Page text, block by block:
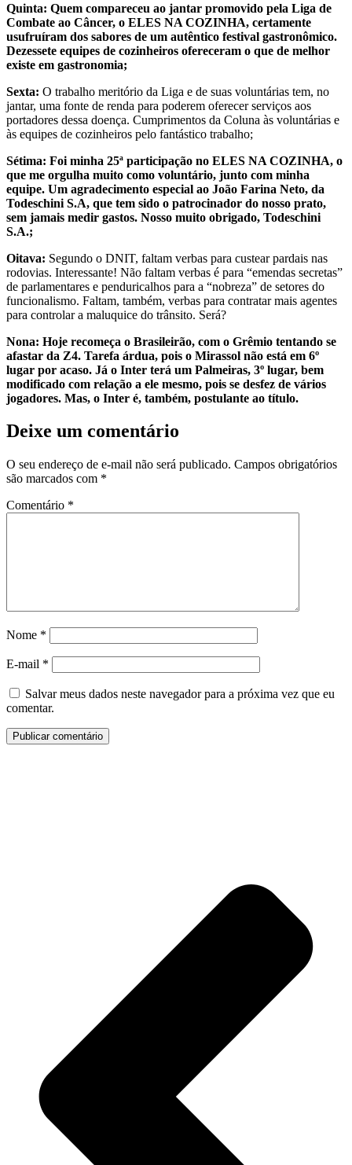
Quinta: Quem compareceu ao jantar promovido pela Liga de
Combate ao Câncer, o ELES NA COZINHA, certamente
usufruíram dos sabores de um autêntico festival gastronômico.
Dezessete equipes de cozinheiros ofereceram o que de melhor
existe em gastronomia;
Sexta: O trabalho meritório da Liga e de suas voluntárias tem, no
jantar, uma fonte de renda para poderem oferecer serviços aos
portadores dessa doença. Cumprimentos da Coluna às voluntárias e
às equipes de cozinheiros pelo fantástico trabalho;
Sétima: Foi minha 25ª participação no ELES NA COZINHA, o
que me orgulha muito como voluntário, junto com minha
equipe. Um agradecimento especial ao João Farina Neto, da
Todeschini S.A, que tem sido o patrocinador do nosso prato,
sem jamais medir gastos. Nosso muito obrigado, Todeschini
S.A.;
Oitava: Segundo o DNIT, faltam verbas para custear pardais nas
rodovias. Interessante! Não faltam verbas é para “emendas secretas”
de parlamentares e penduricalhos para a “nobreza” de setores do
funcionalismo. Faltam, também, verbas para contratar mais agentes
para controlar a maluquice do trânsito. Será?
Nona: Hoje recomeça o Brasileirão, com o Grêmio tentando se
afastar da Z4. Tarefa árdua, pois o Mirassol não está em 6º
lugar por acaso. Já o Inter terá um Palmeiras, 3º lugar, bem
modificado com relação a ele mesmo, pois se desfez de vários
jogadores. Mas, o Inter é, também, postulante ao título.
Deixe um comentário
O seu endereço de e-mail não será publicado. Campos obrigatórios
são marcados com *
Comentário *
Nome *
E-mail *
Salvar meus dados neste navegador para a próxima vez que eu
comentar.